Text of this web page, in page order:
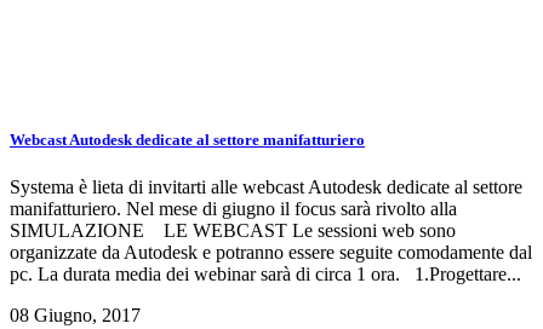
Webcast Autodesk dedicate al settore manifatturiero
Systema è lieta di invitarti alle webcast Autodesk dedicate al settore
manifatturiero. Nel mese di giugno il focus sarà rivolto alla
SIMULAZIONE LE WEBCAST Le sessioni web sono
organizzate da Autodesk e potranno essere seguite comodamente dal
pc. La durata media dei webinar sarà di circa 1 ora. 1.Progettare...
08 Giugno, 2017